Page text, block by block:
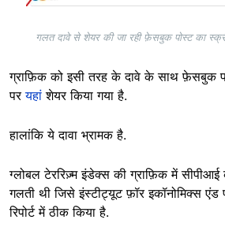
गलत दावे से शेयर की जा रही फ़ेसबुक पोस्ट का
ग्राफ़िक को इसी तरह के दावे के साथ फ़ेसबुक
परयहांशेयर किया गया है.
हालांकि ये दावा भ्रामक है.
ग्लोबल टेररिज़्म इंडेक्स की ग्राफ़िक में
गलती थी जिसे इंस्टीट्यूट फ़ॉर इकॉनोमिक्स
रिपोर्ट में ठीक किया है.